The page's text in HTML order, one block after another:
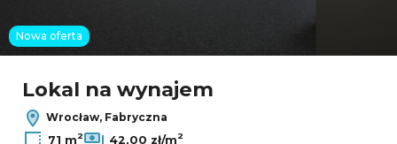
Leaflet|© OpenMapTiles© OpenStreetMap contributors
Nowa oferta
Lokal na wynajem
Wrocław, Fabryczna
71 m2 42,00 zł/m2